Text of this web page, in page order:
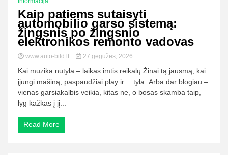
Kaip patiems sutaisyti
automobilio garso sistemą:
žingsnis po žingsnio
elektronikos remonto vadovas
www.auto-bild.lt 27 gegužės, 2026
Kai muzika nutyla – laikas imtis reikalų Žinai tą jausmą, kai
įjungi mašiną, paspaudžiai play ir… tyla. Arba dar blogiau –
vienas garsiakalbis veikia, kitas ne, o bosas skamba taip,
lyg kažkas į jį...
Read More